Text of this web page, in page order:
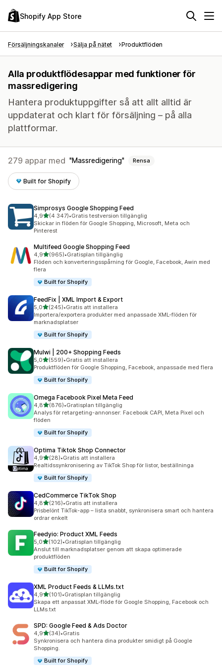
Shopify App Store
Försäljningskanaler Sälja på nätet Produktflöden
Alla produktflödesappar med funktioner för
massredigering
Hantera produktuppgifter så att allt alltid är
uppdaterat och klart för försäljning – på alla
plattformar.
279 appar med Massredigering Rensa
Built for Shopify
Simprosys Google Shopping Feed
4,9av 5 stjärnor
(4 347)
4347 recensioner totalt
•Gratis testversion tillgänglig
Skickar in flöden för Google Shopping, Microsoft, Meta och
Pinterest
Multifeed Google Shopping Feed
4,9av 5 stjärnor
(965)
965 recensioner totalt
•Gratisplan tillgänglig
Flöden och konverteringsspårning för Google, Facebook, Awin med
flera
Built for Shopify
FeedFix | XML Import & Export
5,0av 5 stjärnor
(245)
245 recensioner totalt
•Gratis att installera
Importera/exportera produkter med anpassade XML-flöden för
marknadsplatser
Built for Shopify
Mulwi | 200+ Shopping Feeds
5,0av 5 stjärnor
(559)
559 recensioner totalt
•Gratis att installera
Produktflöden för Google Shopping, Facebook, anpassade med flera
Built for Shopify
Omega Facebook Pixel Meta Feed
4,8av 5 stjärnor
(876)
876 recensioner totalt
•Gratisplan tillgänglig
Analys för retargeting-annonser: Facebook CAPI, Meta Pixel och
flöden
Built for Shopify
Optima Tiktok Shop Connector
4,9av 5 stjärnor
(28)
28 recensioner totalt
•Gratis att installera
Realtidssynkronisering av TikTok Shop för listor, beställninga
Built for Shopify
CedCommerce TikTok Shop
4,8av 5 stjärnor
(216)
216 recensioner totalt
•Gratis att installera
Prisbelönt TikTok-app – lista snabbt, synkronisera smart och hantera
ordrar enkelt
Feedyio: Product XML Feeds
5,0av 5 stjärnor
(102)
102 recensioner totalt
•Gratisplan tillgänglig
Anslut till marknadsplatser genom att skapa optimerade
produktflöden
Built for Shopify
XML Product Feeds & LLMs.txt
4,9av 5 stjärnor
(101)
101 recensioner totalt
•Gratisplan tillgänglig
Skapa ett anpassat XML-flöde för Google Shopping, Facebook och
LLMs.txt
SPD: Google Feed & Ads Doctor
4,9av 5 stjärnor
(34)
34 recensioner totalt
•Gratis
Synkronisera och hantera dina produkter smidigt på Google
Shopping.
Built for Shopify